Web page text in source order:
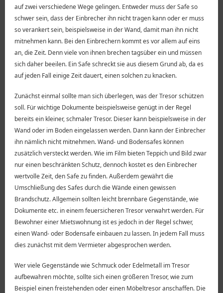
auf zwei verschiedene Wege gelingen. Entweder muss der Safe so
schwer sein, dass der Einbrecher ihn nicht tragen kann oder er muss
so verankert sein, beispielsweise in der Wand, damit man ihn nicht
mitnehmen kann. Bei den Einbrechern kommt es vor allem auf eins
an, die Zeit. Denn viele von ihnen brechen tagsüber ein und müssen
sich daher beeilen. Ein Safe schreckt sie aus diesem Grund ab, da es
auf jeden Fall einige Zeit dauert, einen solchen zu knacken.
Zunächst einmal sollte man sich überlegen, was der Tresor schützen
soll. Für wichtige Dokumente beispielsweise genügt in der Regel
bereits ein kleiner, schmaler Tresor. Dieser kann beispielsweise in der
Wand oder im Boden eingelassen werden. Dann kann der Einbrecher
ihn nämlich nicht mitnehmen. Wand- und Bodensafes können
zusätzlich versteckt werden. Wie im Film bieten Teppich und Bild zwar
nur einen beschränkten Schutz, dennoch kostet es den Einbrecher
wertvolle Zeit, den Safe zu finden. Außerdem gewährt die
Umschließung des Safes durch die Wände einen gewissen
Brandschutz. Allgemein sollten leicht brennbare Gegenstände, wie
Dokumente etc. in einem feuersicheren Tresor verwahrt werden. Für
Bewohner einer Mietswohnung ist es jedoch in der Regel schwer,
einen Wand- oder Bodensafe einbauen zu lassen. In jedem Fall muss
dies zunächst mit dem Vermieter abgesprochen werden.
Wer viele Gegenstände wie Schmuck oder Edelmetall im Tresor
aufbewahren möchte, sollte sich einen größeren Tresor, wie zum
Beispiel einen freistehenden oder einen Möbeltresor anschaffen. Die